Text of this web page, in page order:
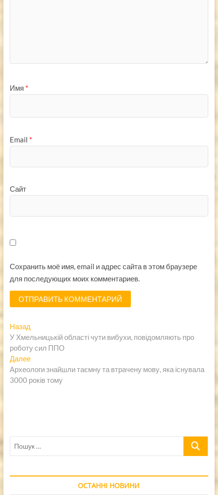
Имя *
Email *
Сайт
Сохранить моё имя, email и адрес сайта в этом браузере
для последующих моих комментариев.
Навигация
по
записям
НазадПредыдущая
запись:
У Хмельницькій області чути вибухи, повідомляють про
роботу сил ППО
ДалееСледующая
запись:
Археологи знайшли таємну та втрачену мову, яка існувала
3000 років тому
Пошук
ОСТАННІ НОВИНИ